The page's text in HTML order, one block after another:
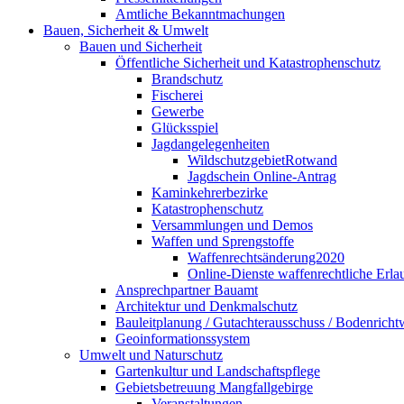
Amtliche Bekanntmachungen
Bauen, Sicherheit & Umwelt
Bauen und Sicherheit
Öffentliche Sicherheit und Katastrophenschutz
Brandschutz
Fischerei
Gewerbe
Glücksspiel
Jagdangelegenheiten
WildschutzgebietRotwand
Jagdschein Online-Antrag
Kaminkehrerbezirke
Katastrophenschutz
Versammlungen und Demos
Waffen und Sprengstoffe
Waffenrechtsänderung2020
Online-Dienste waffenrechtliche
Ansprechpartner Bauamt
Architektur und Denkmalschutz
Bauleitplanung / Gutachterausschuss /
Geoinformationssystem
Umwelt und Naturschutz
Gartenkultur und Landschaftspflege
Gebietsbetreuung Mangfallgebirge